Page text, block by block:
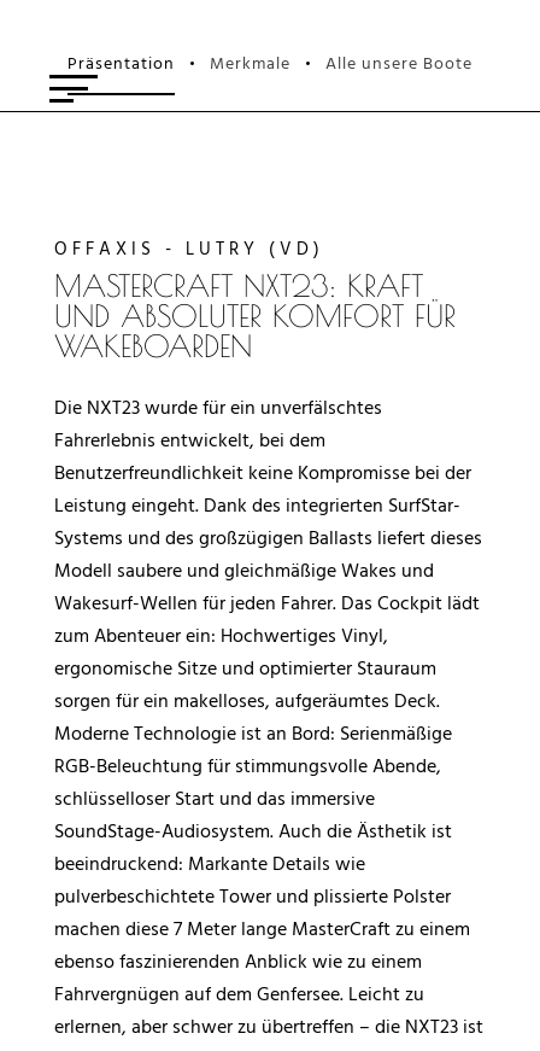
Präsentation • Merkmale • Alle unsere Boote
OFFAXIS - LUTRY (VD)
MASTERCRAFT NXT23: KRAFT
UND ABSOLUTER KOMFORT FÜR
WAKEBOARDEN
Die NXT23 wurde für ein unverfälschtes
Fahrerlebnis entwickelt, bei dem
Benutzerfreundlichkeit keine Kompromisse bei der
Leistung eingeht. Dank des integrierten SurfStar-
Systems und des großzügigen Ballasts liefert dieses
Modell saubere und gleichmäßige Wakes und
Wakesurf-Wellen für jeden Fahrer. Das Cockpit lädt
zum Abenteuer ein: Hochwertiges Vinyl,
ergonomische Sitze und optimierter Stauraum
sorgen für ein makelloses, aufgeräumtes Deck.
Moderne Technologie ist an Bord: Serienmäßige
RGB-Beleuchtung für stimmungsvolle Abende,
schlüsselloser Start und das immersive
SoundStage-Audiosystem. Auch die Ästhetik ist
beeindruckend: Markante Details wie
pulverbeschichtete Tower und plissierte Polster
machen diese 7 Meter lange MasterCraft zu einem
ebenso faszinierenden Anblick wie zu einem
Fahrvergnügen auf dem Genfersee. Leicht zu
erlernen, aber schwer zu übertreffen – die NXT23 ist